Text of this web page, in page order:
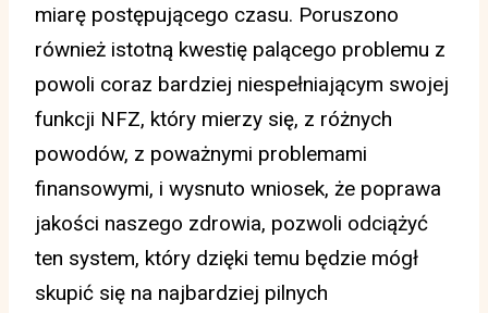
miarę postępującego czasu. Poruszono
również istotną kwestię palącego problemu z
powoli coraz bardziej niespełniającym swojej
funkcji NFZ, który mierzy się, z różnych
powodów, z poważnymi problemami
finansowymi, i wysnuto wniosek, że poprawa
jakości naszego zdrowia, pozwoli odciążyć
ten system, który dzięki temu będzie mógł
skupić się na najbardziej pilnych